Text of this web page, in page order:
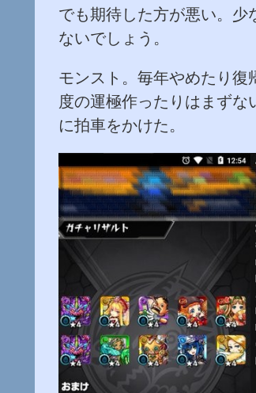
でも期待した方が悪い。少
ないでしょう。
モンスト。毎年やめたり復
度の運極作ったりはまず
に拍車をかけた。